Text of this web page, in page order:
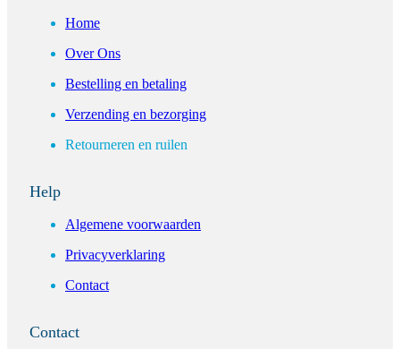
Home
Over Ons
Bestelling en betaling
Verzending en bezorging
Retourneren en ruilen
Help
Algemene voorwaarden
Privacyverklaring
Contact
Contact